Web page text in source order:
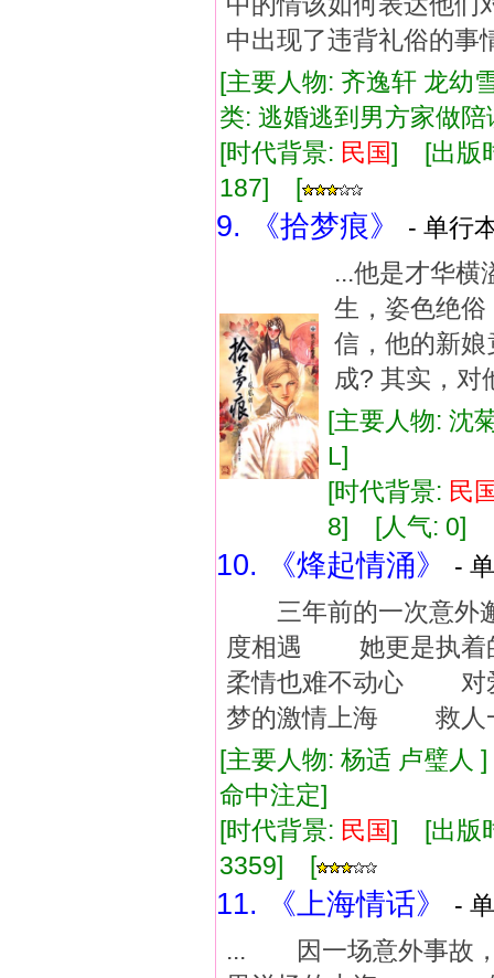
中出现了违背礼俗的事
[主要人物: 齐逸轩 龙
类: 逃婚逃到男方家做
[时代背景: 民国] [出版
187] [
9. 《拾梦痕》
- 单行
...他是才华横
生，姿色绝
信，他的新
成? 其实，对
[主要人物: 沈
L]
[时代背景: 民
8] [人气: 0]
10. 《烽起情涌》
-
三年前的一次意
度相遇 她更是执着
柔情也难不动心 对
梦的激情上海 救人
[主要人物: 杨适 卢璧
命中注定]
[时代背景: 民国] [出版
3359] [
11. 《上海情话》
-
... 因一场意外事故